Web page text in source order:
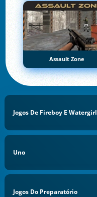
Assault Zone
Jogos De Fireboy E Watergirl
Uno
Jogos Do Preparatório